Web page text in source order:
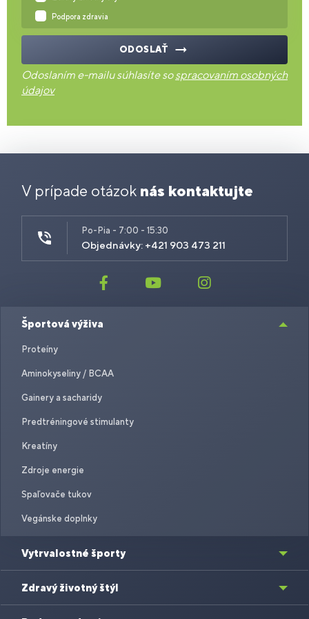
Podpora zdravia
ODOSLAŤ
Odoslaním e-mailu súhlasíte sospracovaním osobných
údajov
V prípade otázok nás kontaktujte
Po-Pia - 7:00 - 15:30
Objednávky: +421 903 473 211
Športová výživa
Proteíny
Aminokyseliny / BCAA
Gainery a sacharidy
Predtréningové stimulanty
Kreatíny
Zdroje energie
Spaľovače tukov
Vegánske doplnky
Vytrvalostné športy
Zdravý životný štýl